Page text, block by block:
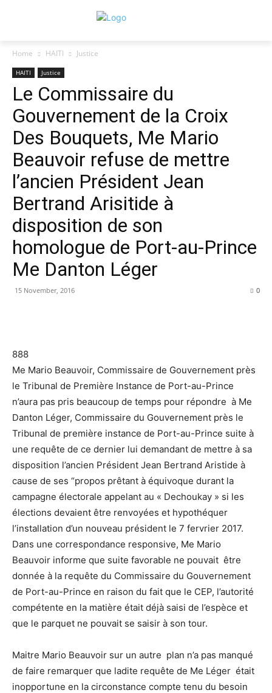
Home HAITI Justice
HAITI Justice
Le Commissaire du
Gouvernement de la Croix
Des Bouquets, Me Mario
Beauvoir refuse de mettre
l’ancien Président Jean
Bertrand Arisitide à
disposition de son
homologue de Port-au-Prince
Me Danton Léger
15 November, 2016 0
888
Me Mario Beauvoir, Commissaire de Gouvernement près
le Tribunal de Première Instance de Port-au-Prince
n’aura pas pris beaucoup de temps pour répondre à Me
Danton Léger, Commissaire du Gouvernement près le
Tribunal de première instance de Port-au-Prince suite à
une requête de ce dernier lui demandant de mettre à sa
disposition l’ancien Président Jean Bertrand Aristide à
cause de ses “propos prêtant à équivoque durant la
campagne électorale appelant au « Dechoukay » si les
élections devaient être renvoyées et hypothéquer
l’installation d’un nouveau président le 7 fervrier 2017.
Dans une correspondance responsive, Me Mario
Beauvoir informe que suite favorable ne pouvait être
donnée à la requête du Commissaire du Gouvernement
de Port-au-Prince en raison du fait que le CEP, l’autorité
compétente en la matière était déjà saisi de l’espèce et
que le parquet ne pouvait se saisir à son tour.
Maitre Mario Beauvoir sur un autre plan n’a pas manqué
de faire remarquer que ladite requête de Me Léger était
inopportune en la circonstance compte tenu du besoin